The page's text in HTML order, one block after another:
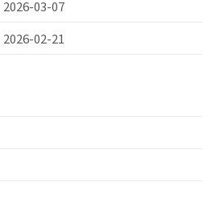
2026-03-07
2026-02-21